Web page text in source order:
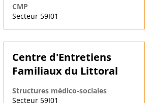
CMP
Secteur 59I01
Centre d'Entretiens
Familiaux du Littoral
Structures médico-sociales
Secteur 59I01